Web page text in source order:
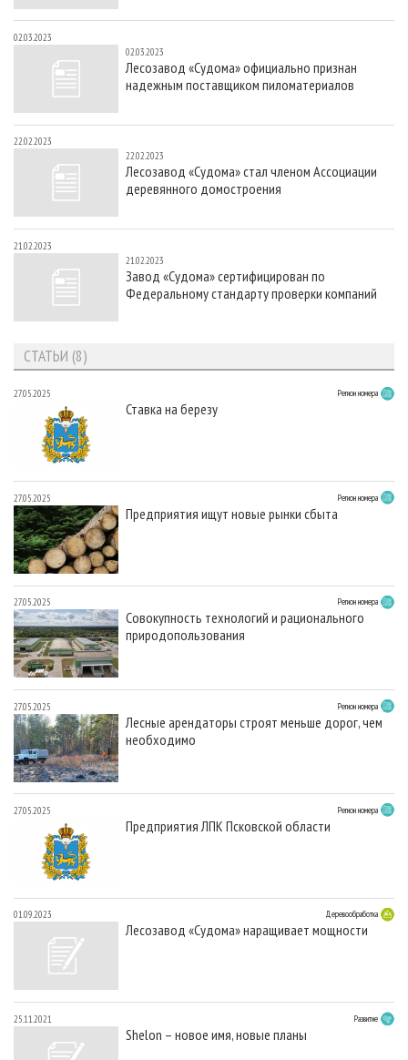
02.03.2023
02.03.2023
Лесозавод «Судома» официально признан
надежным поставщиком пиломатериалов
22.02.2023
22.02.2023
Лесозавод «Судома» стал членом Ассоциации
деревянного домостроения
21.02.2023
21.02.2023
Завод «Судома» сертифицирован по
Федеральному стандарту проверки компаний
СТАТЬИ (8)
27.05.2025 Регион номера
Ставка на березу
27.05.2025 Регион номера
Предприятия ищут новые рынки сбыта
27.05.2025 Регион номера
Совокупность технологий и рационального
природопользования
27.05.2025 Регион номера
Лесные арендаторы строят меньше дорог, чем
необходимо
27.05.2025 Регион номера
Предприятия ЛПК Псковской области
01.09.2023 Деревообработка
Лесозавод «Судома» наращивает мощности
25.11.2021 Развитие
Shelon – новое имя, новые планы